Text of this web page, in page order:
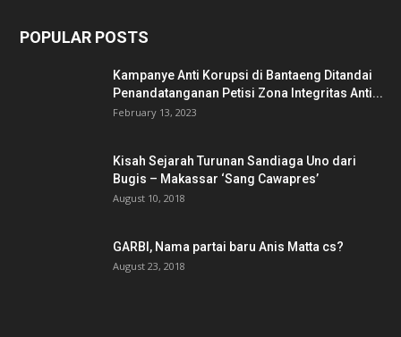
POPULAR POSTS
Kampanye Anti Korupsi di Bantaeng Ditandai
Penandatanganan Petisi Zona Integritas Anti...
February 13, 2023
Kisah Sejarah Turunan Sandiaga Uno dari
Bugis – Makassar ‘Sang Cawapres’
August 10, 2018
GARBI, Nama partai baru Anis Matta cs?
August 23, 2018